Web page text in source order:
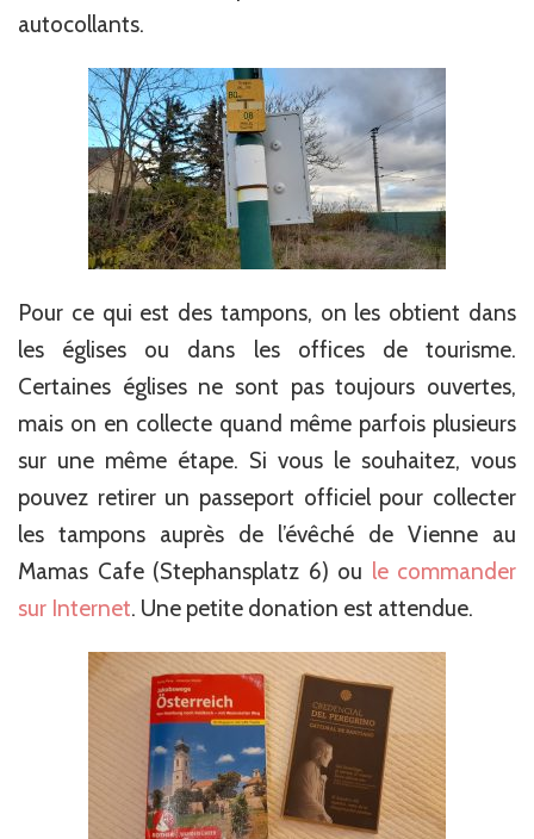
autocollants.
Pour ce qui est des tampons, on les obtient dans
les églises ou dans les offices de tourisme.
Certaines églises ne sont pas toujours ouvertes,
mais on en collecte quand même parfois plusieurs
sur une même étape. Si vous le souhaitez, vous
pouvez retirer un passeport officiel pour collecter
les tampons auprès de l’évêché de Vienne au
Mamas Cafe (Stephansplatz 6) ou le commander
sur Internet. Une petite donation est attendue.